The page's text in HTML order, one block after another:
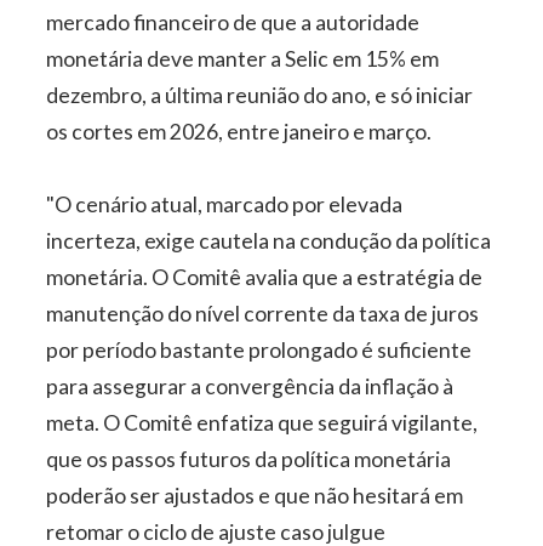
mercado financeiro de que a autoridade
monetária deve manter a Selic em 15% em
dezembro, a última reunião do ano, e só iniciar
os cortes em 2026, entre janeiro e março.
"O cenário atual, marcado por elevada
incerteza, exige cautela na condução da política
monetária. O Comitê avalia que a estratégia de
manutenção do nível corrente da taxa de juros
por período bastante prolongado é suficiente
para assegurar a convergência da inflação à
meta. O Comitê enfatiza que seguirá vigilante,
que os passos futuros da política monetária
poderão ser ajustados e que não hesitará em
retomar o ciclo de ajuste caso julgue